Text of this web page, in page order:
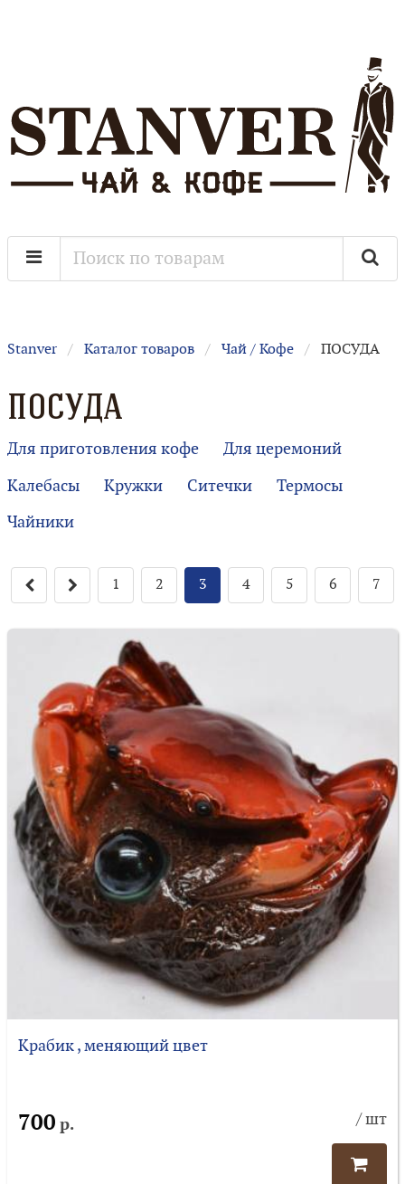
Stanver Каталог товаров Чай / Кофе ПОСУДА
ПОСУДА
Для приготовления кофе
Для церемоний
Калебасы
Кружки Ситечки
Термосы
Чайники
1 2 3 4 5 6 7
Крабик , меняющий цвет
700 р. / шт